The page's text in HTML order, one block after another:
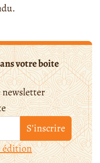
votre boite
newsletter
S’inscrire
édition